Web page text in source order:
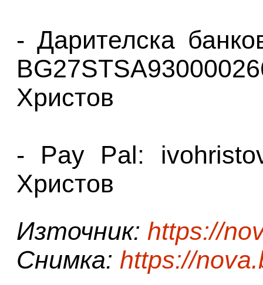
- Дарителска
Христов
- Pay Pal:
Христов
Източник: https://
Снимка: https://